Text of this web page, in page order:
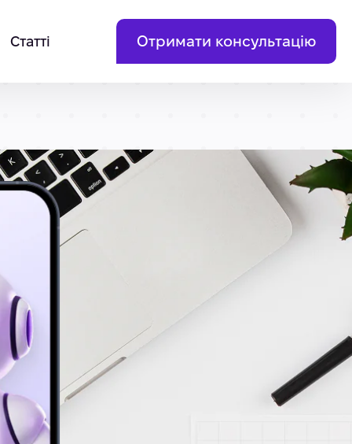
Статті Отримати консультацію